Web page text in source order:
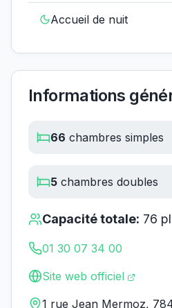
Accueil de nuit
Informations
66 chambres simples
5 chambres doubles
Capacité totale: 76
01 30 07 34 00
Site web officiel
1 rue Jean Mermoz,